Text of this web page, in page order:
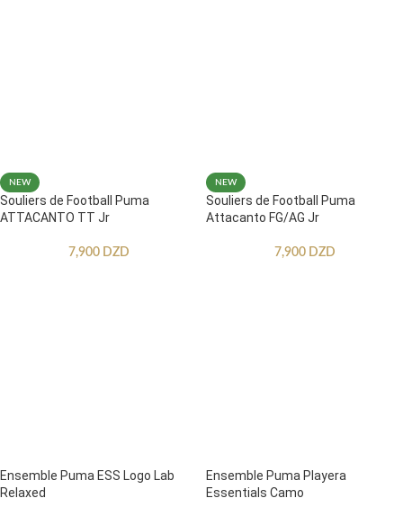
NEW
Souliers de Football Puma
ATTACANTO TT Jr
7,900 DZD
NEW
Souliers de Football Puma
Attacanto FG/AG Jr
7,900 DZD
Ensemble Puma ESS Logo Lab
Relaxed
Ensemble Puma Playera
Essentials Camo